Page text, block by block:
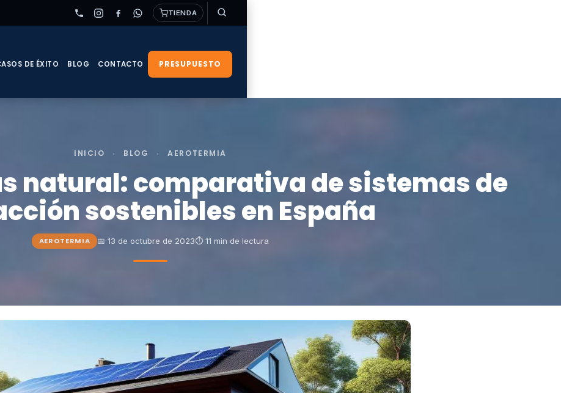
TIENDA
DE ÉXITO BLOG CONTACTO PRESUPUESTO
INICIO › BLOG › AEROTERMIA
natural: comparativa de sistemas de
sostenibles en España
AEROTERMIA 📅 13 de octubre de 2023⏱ 11 min de lectura